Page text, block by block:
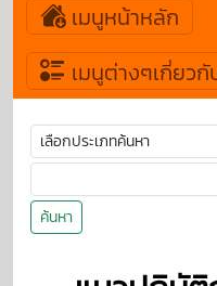
เมนูหน้าหลัก
เมนูต่างๆเกี่ยว
ค้นหา